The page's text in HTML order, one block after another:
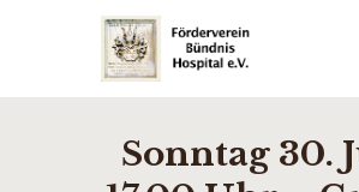
Sonntag 30.
STARTSEITE